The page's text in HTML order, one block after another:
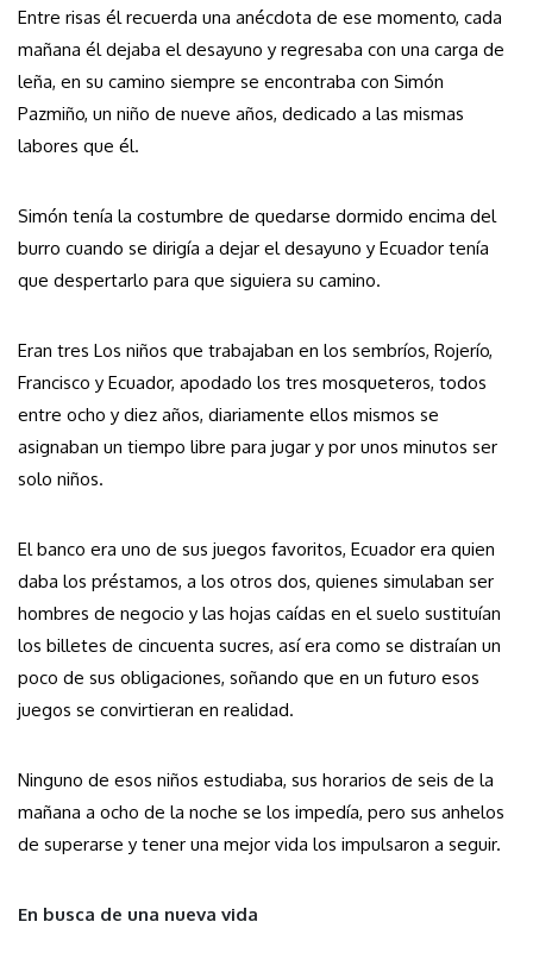
Entre risas él recuerda una anécdota de ese momento, cada
mañana él dejaba el desayuno y regresaba con una carga de
leña, en su camino siempre se encontraba con Simón
Pazmiño, un niño de nueve años, dedicado a las mismas
labores que él.
Simón tenía la costumbre de quedarse dormido encima del
burro cuando se dirigía a dejar el desayuno y Ecuador tenía
que despertarlo para que siguiera su camino.
Eran tres Los niños que trabajaban en los sembríos, Rojerío,
Francisco y Ecuador, apodado los tres mosqueteros, todos
entre ocho y diez años, diariamente ellos mismos se
asignaban un tiempo libre para jugar y por unos minutos ser
solo niños.
El banco era uno de sus juegos favoritos, Ecuador era quien
daba los préstamos, a los otros dos, quienes simulaban ser
hombres de negocio y las hojas caídas en el suelo sustituían
los billetes de cincuenta sucres, así era como se distraían un
poco de sus obligaciones, soñando que en un futuro esos
juegos se convirtieran en realidad.
Ninguno de esos niños estudiaba, sus horarios de seis de la
mañana a ocho de la noche se los impedía, pero sus anhelos
de superarse y tener una mejor vida los impulsaron a seguir.
En busca de una nueva vida